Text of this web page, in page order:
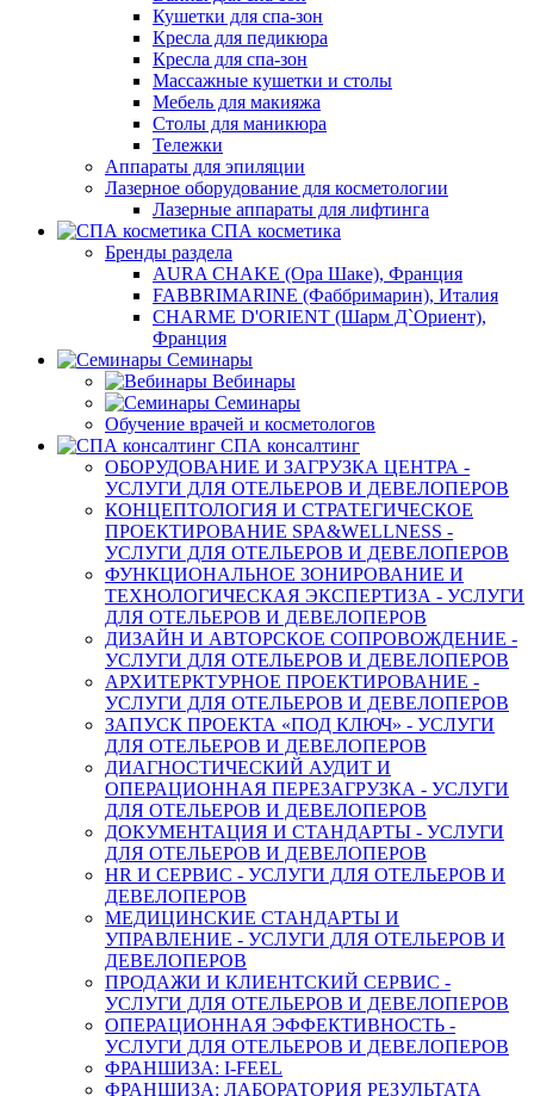
Кушетки для спа-зон
Кресла для педикюра
Кресла для спа-зон
Массажные кушетки и столы
Мебель для макияжа
Столы для маникюра
Тележки
Аппараты для эпиляции
Лазерное оборудование для косметологии
Лазерные аппараты для лифтинга
СПА косметика
Бренды раздела
AURA CHAKE (Ора Шаке), Франция
FABBRIMARINE (Фаббримарин), Италия
CHARME D'ORIENT (Шарм Д`Ориент),
Франция
Семинары
Вебинары
Семинары
Обучение врачей и косметологов
СПА консалтинг
ОБОРУДОВАНИЕ И ЗАГРУЗКА ЦЕНТРА -
УСЛУГИ ДЛЯ ОТЕЛЬЕРОВ И ДЕВЕЛОПЕРОВ
КОНЦЕПТОЛОГИЯ И СТРАТЕГИЧЕСКОЕ
ПРОЕКТИРОВАНИЕ SPA&WELLNESS -
УСЛУГИ ДЛЯ ОТЕЛЬЕРОВ И ДЕВЕЛОПЕРОВ
ФУНКЦИОНАЛЬНОЕ ЗОНИРОВАНИЕ И
ТЕХНОЛОГИЧЕСКАЯ ЭКСПЕРТИЗА - УСЛУГИ
ДЛЯ ОТЕЛЬЕРОВ И ДЕВЕЛОПЕРОВ
ДИЗАЙН И АВТОРСКОЕ СОПРОВОЖДЕНИЕ -
УСЛУГИ ДЛЯ ОТЕЛЬЕРОВ И ДЕВЕЛОПЕРОВ
АРХИТЕРКТУРНОЕ ПРОЕКТИРОВАНИЕ -
УСЛУГИ ДЛЯ ОТЕЛЬЕРОВ И ДЕВЕЛОПЕРОВ
ЗАПУСК ПРОЕКТА «ПОД КЛЮЧ» - УСЛУГИ
ДЛЯ ОТЕЛЬЕРОВ И ДЕВЕЛОПЕРОВ
ДИАГНОСТИЧЕСКИЙ АУДИТ И
ОПЕРАЦИОННАЯ ПЕРЕЗАГРУЗКА - УСЛУГИ
ДЛЯ ОТЕЛЬЕРОВ И ДЕВЕЛОПЕРОВ
ДОКУМЕНТАЦИЯ И СТАНДАРТЫ - УСЛУГИ
ДЛЯ ОТЕЛЬЕРОВ И ДЕВЕЛОПЕРОВ
HR И СЕРВИС - УСЛУГИ ДЛЯ ОТЕЛЬЕРОВ И
ДЕВЕЛОПЕРОВ
МЕДИЦИНСКИЕ СТАНДАРТЫ И
УПРАВЛЕНИЕ - УСЛУГИ ДЛЯ ОТЕЛЬЕРОВ И
ДЕВЕЛОПЕРОВ
ПРОДАЖИ И КЛИЕНТСКИЙ СЕРВИС -
УСЛУГИ ДЛЯ ОТЕЛЬЕРОВ И ДЕВЕЛОПЕРОВ
ОПЕРАЦИОННАЯ ЭФФЕКТИВНОСТЬ -
УСЛУГИ ДЛЯ ОТЕЛЬЕРОВ И ДЕВЕЛОПЕРОВ
ФРАНШИЗА: I-FEEL
ФРАНШИЗА: ЛАБОРАТОРИЯ РЕЗУЛЬТАТА